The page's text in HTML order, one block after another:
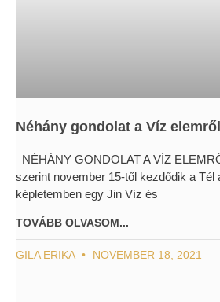
Néhány gondolat a Víz elemről
NÉHÁNY GONDOLAT A VÍZ
szerint november 15-től kezdődik a Tél
képletemben egy Jin Víz és
TOVÁBB OLVASOM...
GILA ERIKA NOVEMBER 18, 2021